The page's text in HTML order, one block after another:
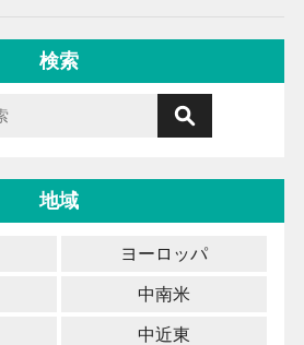
検索
地域
ヨーロッパ
中南米
中近東